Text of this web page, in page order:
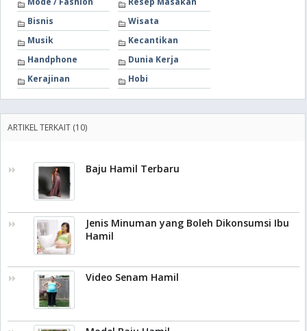
Bisnis
Wisata
Musik
Kecantikan
Handphone
Dunia Kerja
Kerajinan
Hobi
ARTIKEL TERKAIT (10)
Baju Hamil Terbaru
Jenis Minuman yang Boleh Dikonsumsi Ibu
Hamil
Video Senam Hamil